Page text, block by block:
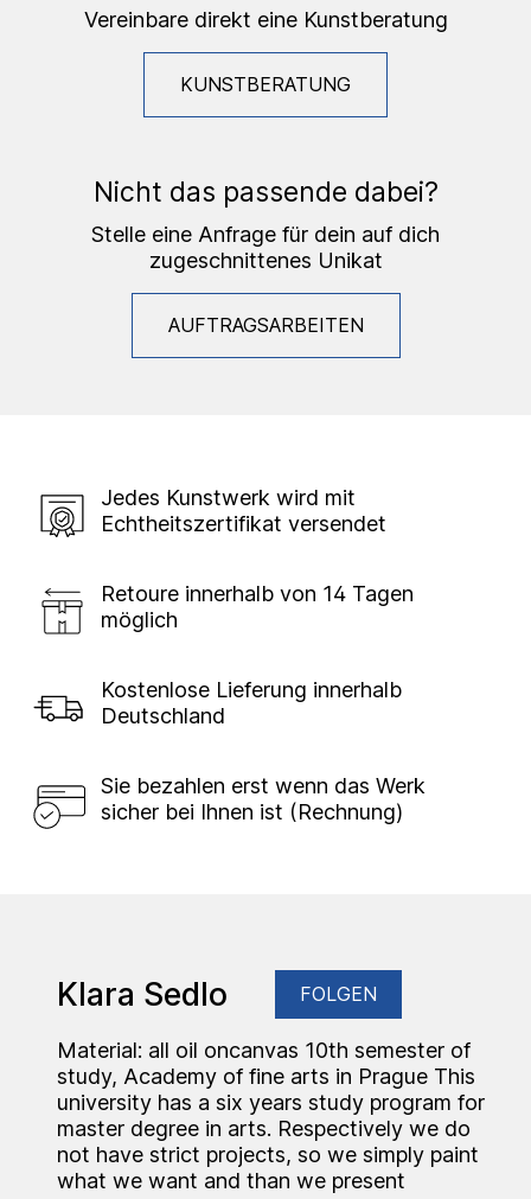
Vereinbare direkt eine Kunstberatung
KUNSTBERATUNG
Nicht das passende dabei?
Stelle eine Anfrage für dein auf dich
zugeschnittenes Unikat
AUFTRAGSARBEITEN
Jedes Kunstwerk wird mit
Echtheitszertifikat versendet
Retoure innerhalb von 14 Tagen
möglich
Kostenlose Lieferung innerhalb
Deutschland
Sie bezahlen erst wenn das Werk
sicher bei Ihnen ist (Rechnung)
Klara Sedlo FOLGEN
Material: all oil oncanvas 10th semester of
study, Academy of fine arts in Prague This
university has a six years study program for
master degree in arts. Respectively we do
not have strict projects, so we simply paint
what we want and than we present